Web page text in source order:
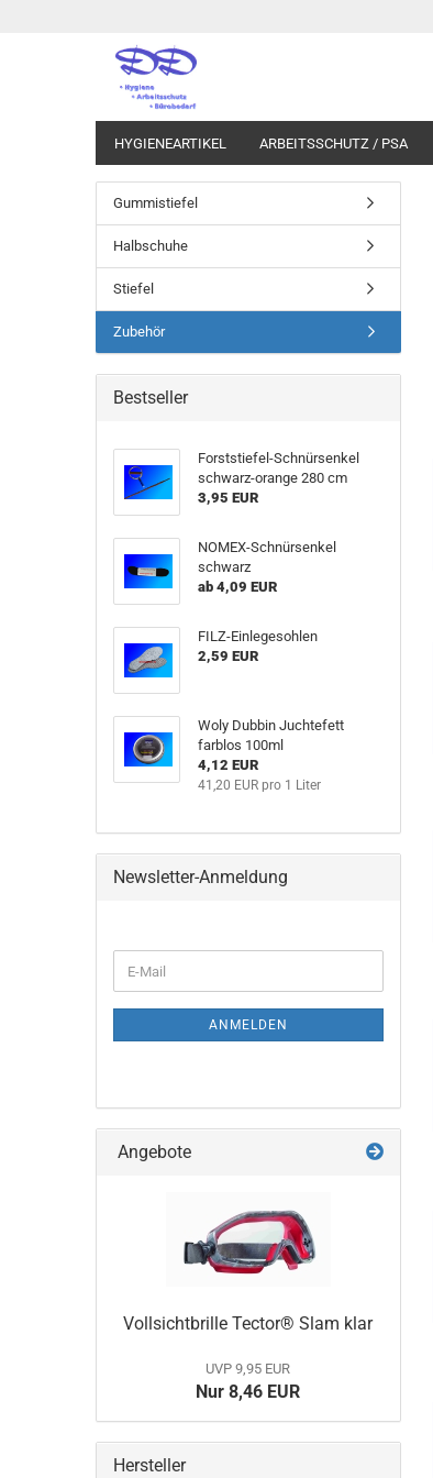
HYGIENEARTIKEL ARBEITSSCHUTZ / PSA
Gummistiefel
Halbschuhe
Stiefel
Zubehör
Bestseller
Forststiefel-Schnürsenkel
schwarz-orange 280 cm
3,95 EUR
NOMEX-Schnürsenkel
schwarz
ab 4,09 EUR
FILZ-Einlegesohlen
2,59 EUR
Woly Dubbin Juchtefett
farblos 100ml
4,12 EUR
41,20 EUR pro 1 Liter
Newsletter-Anmeldung
ZUR
E-
Mail
ANMELDEN
Angebote
Vollsichtbrille Tector® Slam klar
UVP 9,95 EUR
Nur 8,46 EUR
Hersteller